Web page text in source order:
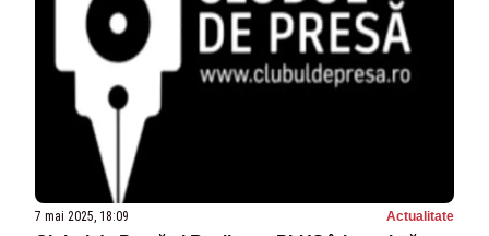
7 mai 2025, 18:09 Actualitate